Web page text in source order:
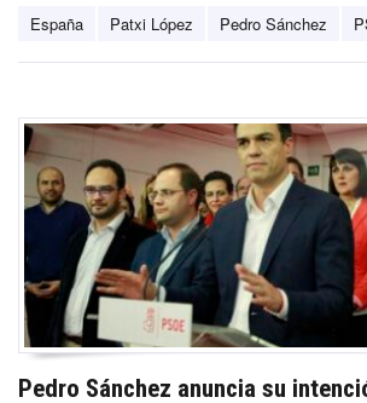
España Patxi López Pedro Sánchez
Pedro Sánchez anuncia su